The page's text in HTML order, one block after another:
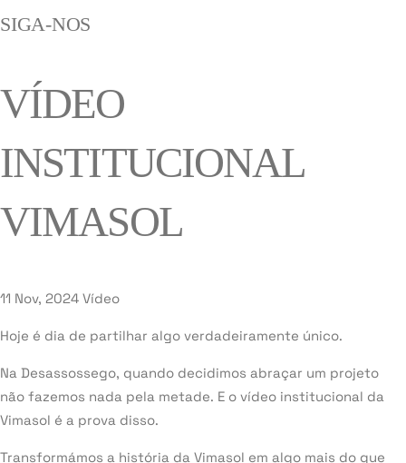
SIGA-NOS
VÍDEO
INSTITUCIONAL
VIMASOL
11 Nov, 2024 Vídeo
Hoje é dia de partilhar algo verdadeiramente único.
Na Desassossego, quando decidimos abraçar um projeto
não fazemos nada pela metade. E o vídeo institucional da
Vimasol é a prova disso.
Transformámos a história da Vimasol em algo mais do que